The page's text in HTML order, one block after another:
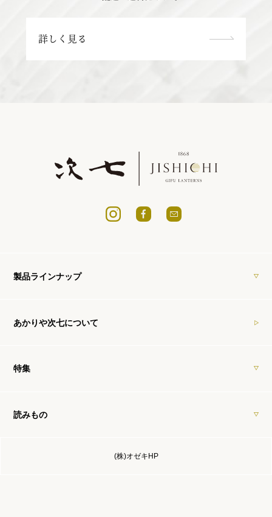
詳しく見る
製品ラインナップ
あかりや次七について
特集
読みもの
(株)オゼキHP